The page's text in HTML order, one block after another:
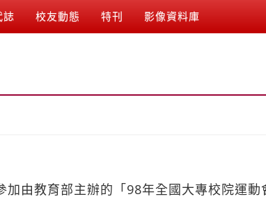
誌 校友動態 特刊 影像資料庫
加由教育部主辦的「98年全國大專校院運